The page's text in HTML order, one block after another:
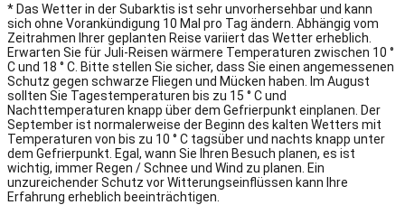
* Das Wetter in der Subarktis ist sehr unvorhersehbar und kann
sich ohne Vorankündigung 10 Mal pro Tag ändern. Abhängig vom
Zeitrahmen Ihrer geplanten Reise variiert das Wetter erheblich.
Erwarten Sie für Juli-Reisen wärmere Temperaturen zwischen 10 °
C und 18 ° C. Bitte stellen Sie sicher, dass Sie einen angemessenen
Schutz gegen schwarze Fliegen und Mücken haben. Im August
sollten Sie Tagestemperaturen bis zu 15 ° C und
Nachttemperaturen knapp über dem Gefrierpunkt einplanen. Der
September ist normalerweise der Beginn des kalten Wetters mit
Temperaturen von bis zu 10 ° C tagsüber und nachts knapp unter
dem Gefrierpunkt. Egal, wann Sie Ihren Besuch planen, es ist
wichtig, immer Regen / Schnee und Wind zu planen. Ein
unzureichender Schutz vor Witterungseinflüssen kann Ihre
Erfahrung erheblich beeinträchtigen.